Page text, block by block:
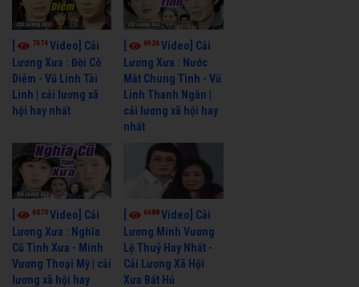
7674Video] Cải
Lương Xưa : Đời Cô
Diễm - Vũ Linh Tài
Linh | cải lương xã
hội hay nhất
6926Video] Cải
Lương Xưa : Nước
Mắt Chung Tình - Vũ
Linh Thanh Ngân |
cải lương xã hội hay
nhất
6070Video] Cải
Lương Xưa : Nghĩa
Cũ Tình Xưa - Minh
Vương Thoại Mỹ | cải
lương xã hội hay
6688Video] Cải
Lương Minh Vương
Lệ Thuỷ Hay Nhất -
Cải Lương Xã Hội
Xưa Bất Hủ